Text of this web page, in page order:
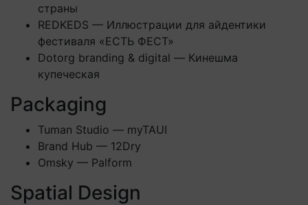
страны
REDKEDS — Иллюстрации для айдентики
фестиваля «ЕСТЬ ФЕСТ»
Dotorg branding & digital — Кинешма
купеческая
Packaging
Tuman Studio — myTAUI
Brand Hub — 12Dry
Omsky — Palform
Spatial Design